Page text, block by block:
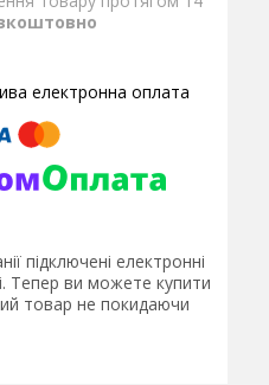
підключені електронні
Тепер ви можете купити
товар не покидаючи